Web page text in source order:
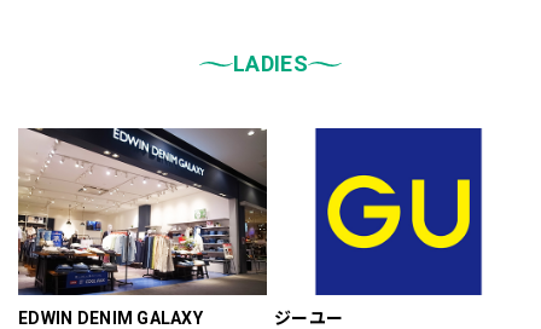
LADIES
EDWIN DENIM GALAXY ジーユー